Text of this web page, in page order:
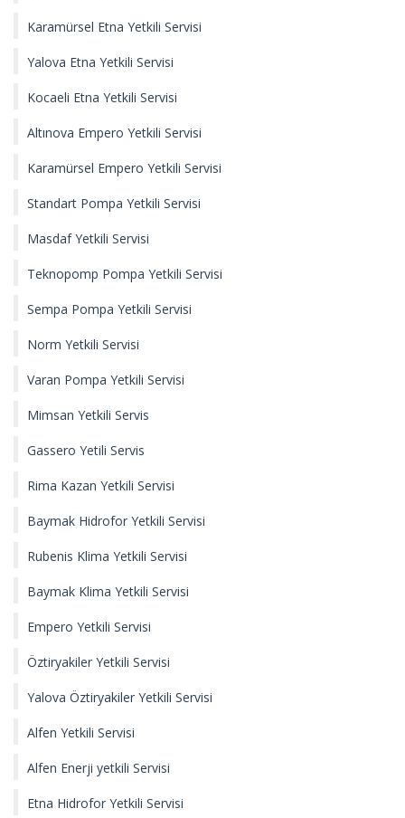
Karamürsel Etna Yetkili Servisi
Yalova Etna Yetkili Servisi
Kocaeli Etna Yetkili Servisi
Altınova Empero Yetkili Servisi
Karamürsel Empero Yetkili Servisi
Standart Pompa Yetkili Servisi
Masdaf Yetkili Servisi
Teknopomp Pompa Yetkili Servisi
Sempa Pompa Yetkili Servisi
Norm Yetkili Servisi
Varan Pompa Yetkili Servisi
Mimsan Yetkili Servis
Gassero Yetili Servis
Rima Kazan Yetkili Servisi
Baymak Hidrofor Yetkili Servisi
Rubenis Klima Yetkili Servisi
Baymak Klima Yetkili Servisi
Empero Yetkili Servisi
Öztiryakiler Yetkili Servisi
Yalova Öztiryakiler Yetkili Servisi
Alfen Yetkili Servisi
Alfen Enerji yetkili Servisi
Etna Hidrofor Yetkili Servisi